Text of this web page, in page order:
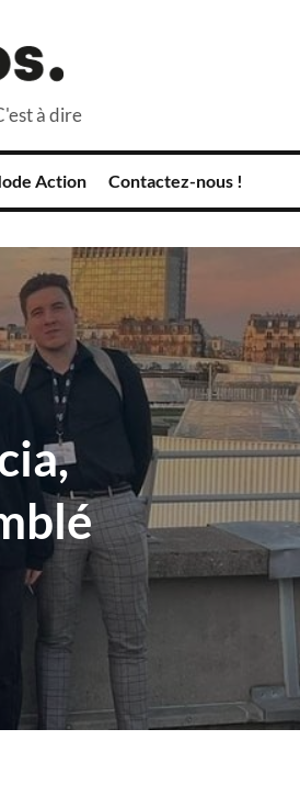
à dire
Action Contactez-nous !